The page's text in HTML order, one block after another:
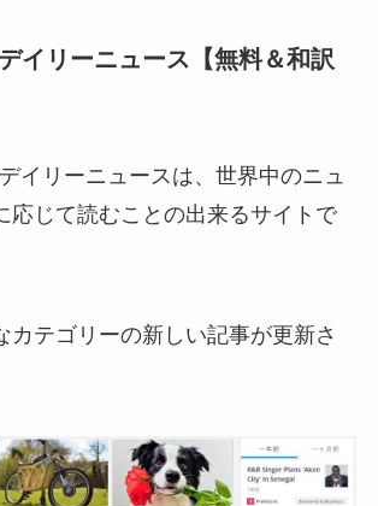
イリーニュース【無料＆和訳
イリーニュースは、世界中のニュ
応じて読むことの出来るサイトで
カテゴリーの新しい記事が更新さ